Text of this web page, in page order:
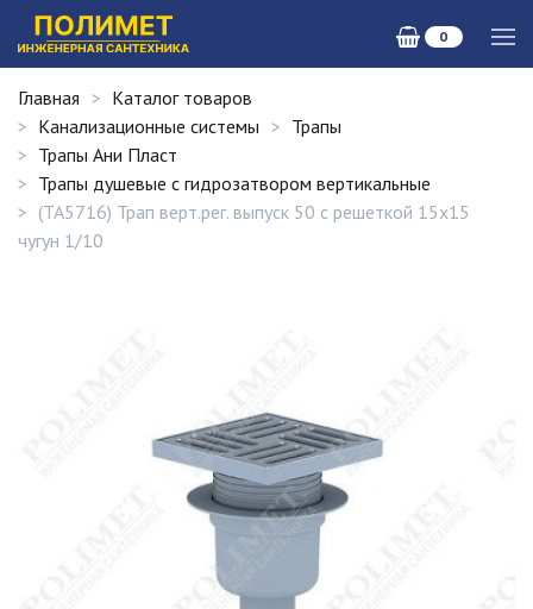
0
Главная
Каталог товаров
Канализационные системы
Трапы
Трапы Ани Пласт
Трапы душевые с гидрозатвором вертикальные
(ТА5716) Трап верт.рег. выпуск 50 с решеткой 15х15
чугун 1/10